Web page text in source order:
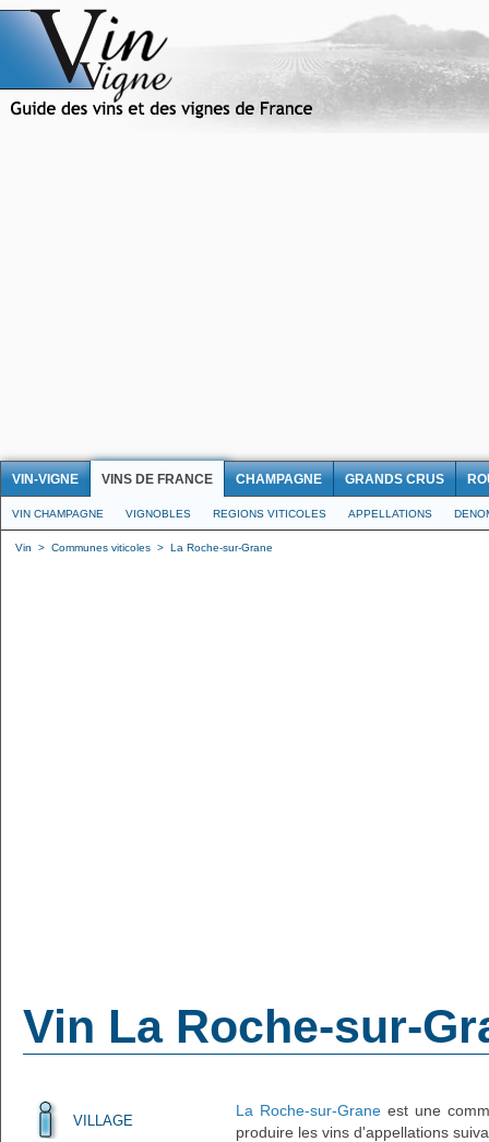
VIN-VIGNE VINS DE FRANCE CHAMPAGNE GRANDS CRUS
VIN CHAMPAGNE VIGNOBLES REGIONS VITICOLES APPELLATIONS
Vin > Communes viticoles > La Roche-sur-Grane
Vin La Roche-sur-
VILLAGE
La Roche-sur-Grane est une
produire les vins d'appellations